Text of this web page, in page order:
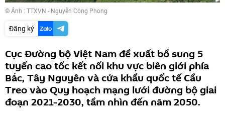
© Ảnh : TTXVN - Nguyễn Công Phong
Đăng ký
Cục Đường bộ Việt Nam đề xuất bổ sung 5
tuyến cao tốc kết nối khu vực biên giới phía
Bắc, Tây Nguyên và cửa khẩu quốc tế Cầu
Treo vào Quy hoạch mạng lưới đường bộ giai
đoạn 2021-2030, tầm nhìn đến năm 2050.